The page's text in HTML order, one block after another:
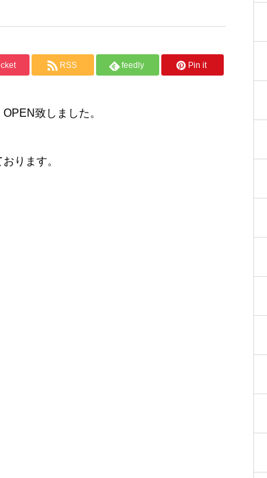
RSS feedly Pin it
致しました。
ります。